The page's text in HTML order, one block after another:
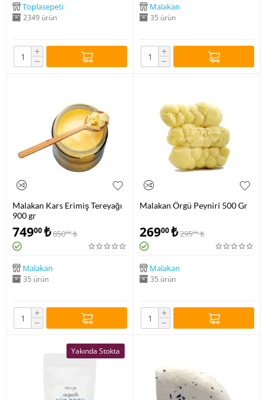
Toplasepeti
2349 ürün
+
−
Malakan
35 ürün
+
−
Malakan Kars Erimiş Tereyağı
900 gr
74900₺85000 ₺
Malakan
35 ürün
+
−
Malakan Örgü Peyniri 500 Gr
26900₺29500 ₺
Malakan
35 ürün
+
−
Yakında Stokta